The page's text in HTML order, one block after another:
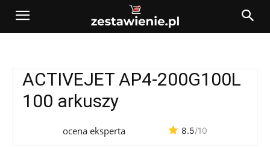
ACTIVEJET AP4-200G100L
100 arkuszy
ocena eksperta 8.5/10